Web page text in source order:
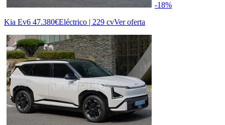
-18%
Kia Ev6 47.380€Eléctrico | 229 cvVer oferta